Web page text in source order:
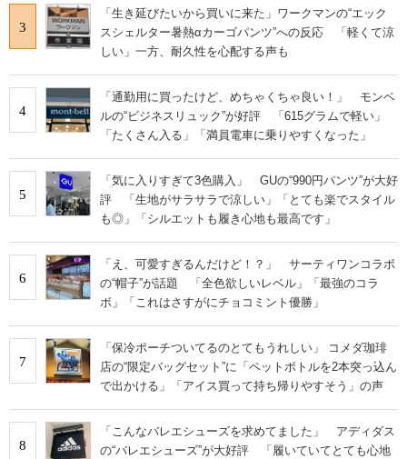
3
「生き延びたいから買いに来た」ワークマンの“エック
スシェルター暑熱αカーゴパンツ”への反応 「軽くて涼
しい」一方、耐久性を心配する声も
4
「通勤用に買ったけど、めちゃくちゃ良い！」 モンベ
ルの“ビジネスリュック”が好評 「615グラムで軽い」
「たくさん入る」「満員電車に乗りやすくなった」
5
「気に入りすぎて3色購入」 GUの“990円パンツ”が大好
評 「生地がサラサラで涼しい」「とても楽でスタイル
も◎」「シルエットも履き心地も最高です」
6
「え、可愛すぎるんだけど！？」 サーティワンコラボ
の“帽子”が話題 「全色欲しいレベル」「最強のコラ
ボ」「これはさすがにチョコミント優勝」
7
「保冷ポーチついてるのとてもうれしい」 コメダ珈琲
店の“限定バッグセット”に「ペットボトルを2本突っ込ん
で出かける」「アイス買って持ち帰りやすそう」の声
8
「こんなバレエシューズを求めてました」 アディダス
の“バレエシューズ”が大好評 「履いていてとても心地